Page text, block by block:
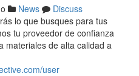
News
Discuss
lo que busques para tus
tu proveedor de confianza
materiales de alta calidad a
user